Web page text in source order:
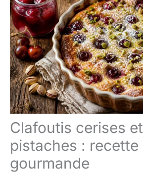
Clafoutis cerises et
pistaches : recette
gourmande